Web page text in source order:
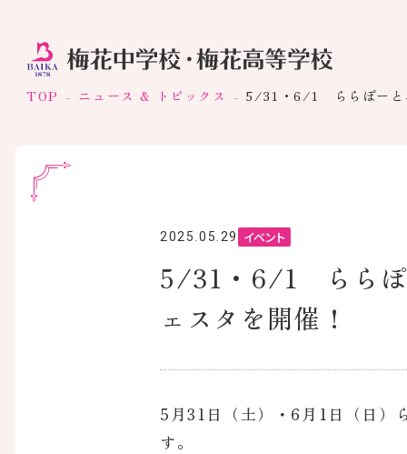
TOP ニュース & トピックス 5/31・6/1 ららぽーと
2025.05.29 イベント
5/31・6/1 ららぽ
ェスタを開催！
5月31日（土）・6月1日（日
す。